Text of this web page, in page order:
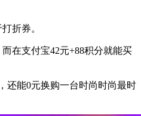
折券。
在支付宝42元+88积分就能买
还能0元换购一台时尚时尚最时